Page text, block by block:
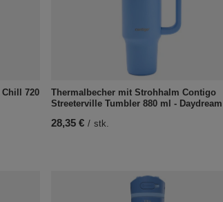
720
Thermalbecher mit Strohhalm Contigo
Streeterville Tumbler 880 ml - Daydream
28,35 € / stk.